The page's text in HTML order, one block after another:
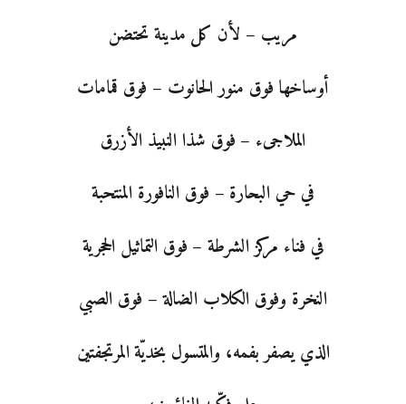
مريب – لأن كل مدينة تحتضن
أوساخها فوق منور الحانوت – فوق قمامات
الملاجىء – فوق شذا النبيذ الأزرق
في حي البحارة – فوق النافورة المنتحبة
في فناء مركز الشرطة – فوق التماثيل الحجرية
النخرة وفوق الكلاب الضالة – فوق الصبي
الذي يصفر بفمه، والمتسول بخديّة المرتجفتين